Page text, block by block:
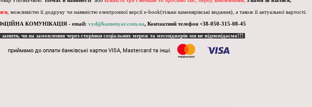
, можливістю її додруку чи наявністю електронної версії e-book(тільки каменярівські видання), а також її актуальної вартості.
КОМУНІКАЦІЯ - email: vyd@kamenyar.com.ua, Контактний телефон +38-050-315-08-45
запити, чи на замовлення через сторінки соціальних мереж та месенджерів ми не відповідаємо!!!
приймамо до оплати банківські картки VISA, Mastercard та інші.